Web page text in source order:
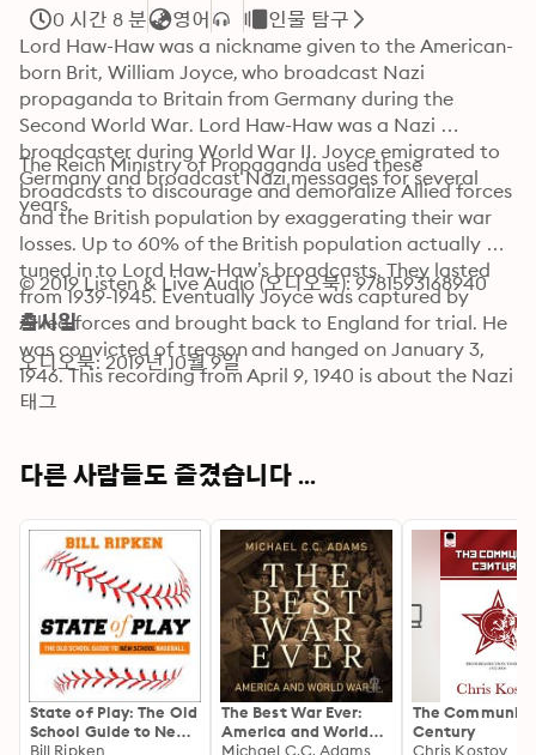
0 시간 8 분 영어
인물 탐구
Lord Haw-Haw was a nickname given to the American-
born Brit, William Joyce, who broadcast Nazi
propaganda to Britain from Germany during the
Second World War. Lord Haw-Haw was a Nazi
broadcaster during World War II. Joyce emigrated to
Germany and broadcast Nazi messages for several
years.
The Reich Ministry of Propaganda used these
broadcasts to discourage and demoralize Allied forces
and the British population by exaggerating their war
losses. Up to 60% of the British population actually
tuned in to Lord Haw-Haw’s broadcasts. They lasted
from 1939-1945. Eventually Joyce was captured by
Allied forces and brought back to England for trial. He
was convicted of treason and hanged on January 3,
1946. This recording from April 9, 1940 is about the Nazi
invasion of Denmark and Norway.
© 2019 Listen & Live Audio (오디오북): 9781593168940
출시일
오디오북: 2019년 10월 9일
태그
다른 사람들도 즐겼습니다 ...
State of Play: The Old
School Guide to New
School Baseball
Bill Ripken
The Best War Ever:
America and World
War II
Michael C.C. Adams
The Communist
Century
Chris Kostov